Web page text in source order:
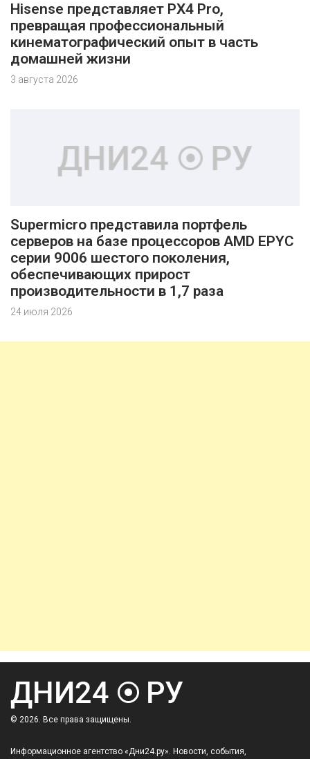
Hisense представляет PX4 Pro,
превращая профессиональный
кинематографический опыт в часть
домашней жизни
3 августа 2026
Supermicro представила портфель
серверов на базе процессоров AMD EPYC
серии 9006 шестого поколения,
обеспечивающих прирост
производительности в 1,7 раза
24 июля 2026
© 2026. Все права защищены.
Информационное агентство «Дни24.ру». Новости, события,